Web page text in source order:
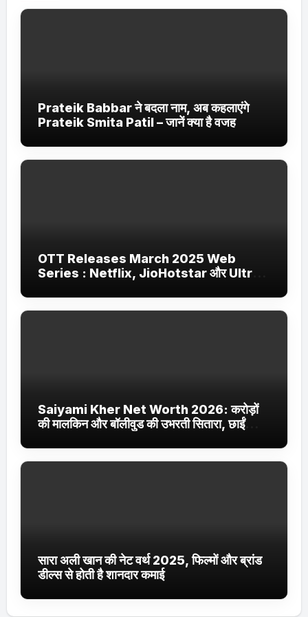
Prateik Babbar ने बदला नाम, अब कहलाएंगे
Prateik Smita Patil – जानें क्या है वजह
OTT Releases March 2025 Web
Series : Netflix, JioHotstar और Ultra
Saiyami Kher Net Worth 2026: करोड़ों
की मालकिन और बॉलीवुड की उभरती सितारा, छाईं
सारा अली खान की नेट वर्थ 2025, फिल्मों और ब्रांड
डील्स से होती है शानदार कमाई